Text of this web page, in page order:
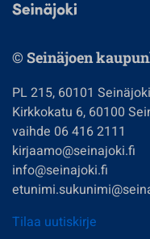
© Seinäjoen
PL 215, 60101 Seinäjoki
Kirkkokatu 6, 60100
vaihde 06 416 2111
kirjaamo@seinajoki.fi
info@seinajoki.fi
Tilaa uutiskirje